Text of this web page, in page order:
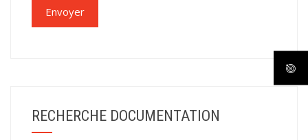
RECHERCHE DOCUMENTATION